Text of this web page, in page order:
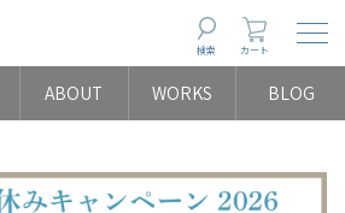
検索 カート
ABOUT WORKS BLOG